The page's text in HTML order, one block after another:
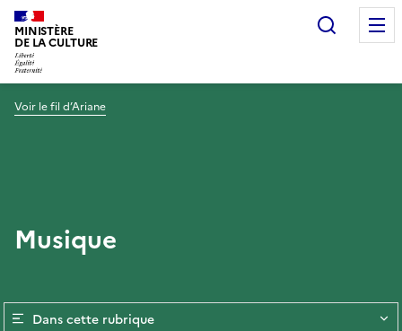
MINISTÈRE
DE LA CULTURE
Voir le fil d’Ariane
Musique
Dans cette rubrique